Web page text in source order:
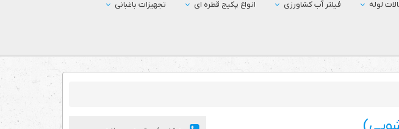
لوله فیلتر آب کشاورزی انواع پکیج قطره ای تجهیزات باغبانی